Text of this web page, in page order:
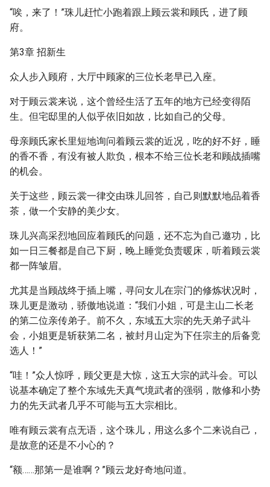
“唉，来了！”珠儿赶忙小跑着跟上顾云裳和顾氏，进了顾
府。
第3章 招新生
众人步入顾府，大厅中顾家的三位长老早已入座。
对于顾云裳来说，这个曾经生活了五年的地方已经变得陌
生。但宅邸里的人似乎依旧如故，比如自己的父母。
母亲顾氏家长里短地询问着顾云裳的近况，吃的好不好，睡
的香不香，有没有被人欺负，根本不给三位长老和顾战插嘴
的机会。
关于这些，顾云裳一律交由珠儿回答，自己则默默地品着香
茶，做一个安静的美少女。
珠儿兴高采烈地回应着顾氏的问题，还不忘为自己邀功，比
如一日三餐都是自己下厨，晚上睡觉负责暖床，听着顾云裳
都一阵皱眉。
尤其是当顾战终于插上嘴，寻问女儿在宗门的修炼状况时，
珠儿更是激动，骄傲地说道：“我们小姐，可是主山二长老
的第二位亲传弟子。前不久，东域五大宗的先天弟子武斗
会，小姐更是斩获第二名，被封月山定为下任宗主的后备竞
选人！”
“哇！”众人惊呼，顾父更是大惊，这五大宗的武斗会。可以
说基本确定了整个东域先天真气境武者的强弱，散修和小势
力的先天武者几乎不可能与五大宗相比。
唯有顾云裳有点无语，这个珠儿，用这么多个二来说自己，
是故意的还是不小心的？
“额……那第一是谁啊？”顾云龙好奇地问道。